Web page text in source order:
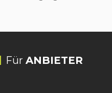
Für ANBIETER